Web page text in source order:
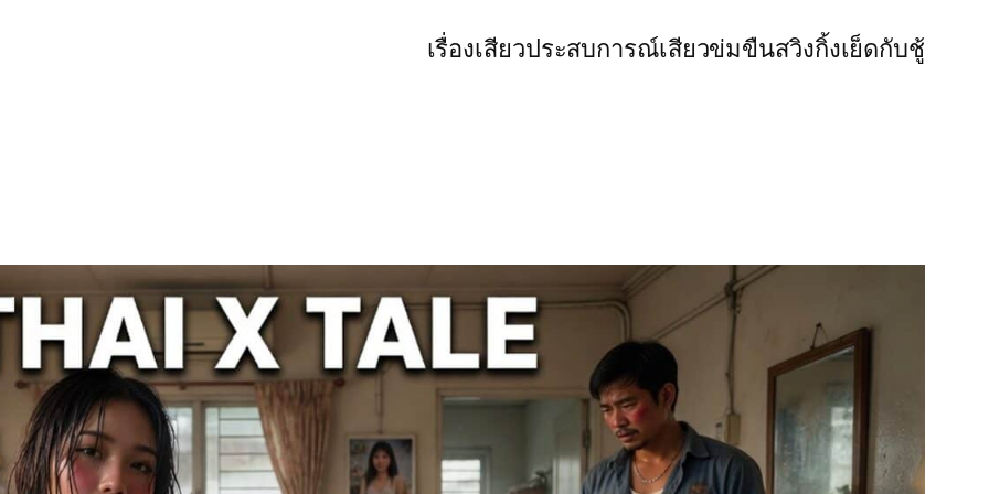
เรื่องเสียวประสบการณ์เสียวข่มขืนสวิงกิ้งเย็ดกับชู้